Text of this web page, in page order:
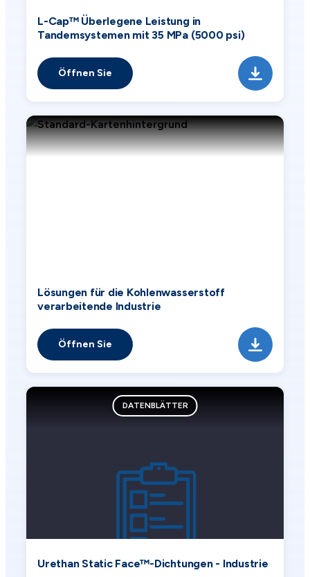
L-Cap™ Überlegene Leistung in
Tandemsystemen mit 35 MPa (5000 psi)
Öffnen Sie
Lösungen für die Kohlenwasserstoff
verarbeitende Industrie
Öffnen Sie
DATENBLÄTTER
Urethan Static Face™-Dichtungen - Industrie